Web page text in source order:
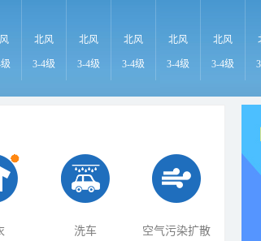
北风
3-4级
北风
3-4级
北风
3-4级
北风
3-4级
北风
3-4级
洗车 空气污染扩散